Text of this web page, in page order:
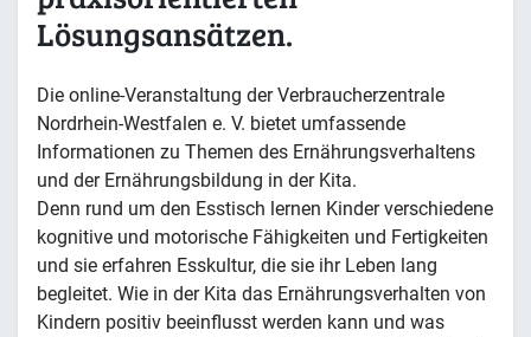
Lösungsansätzen.
Die online-Veranstaltung der Verbraucherzentrale
Nordrhein-Westfalen e. V. bietet umfassende
Informationen zu Themen des Ernährungsverhaltens
und der Ernährungsbildung in der Kita.
Denn rund um den Esstisch lernen Kinder verschiedene
kognitive und motorische Fähigkeiten und Fertigkeiten
und sie erfahren Esskultur, die sie ihr Leben lang
begleitet. Wie in der Kita das Ernährungsverhalten von
Kindern positiv beeinflusst werden kann und was